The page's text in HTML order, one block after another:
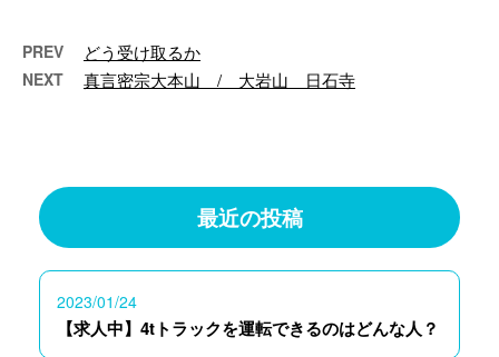
PREV どう受け取るか
NEXT 真言密宗大本山 / 大岩山 日石寺
最近の投稿
2023/01/24
【求人中】4tトラックを運転できるのはどんな人？